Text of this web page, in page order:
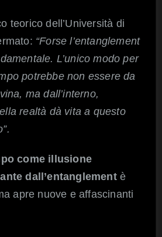
teorico dell’Università di
“Forse l’entanglement
L’unico modo per
potrebbe non essere da
ma dall’interno,
realtà dà vita a questo
come illusione
dall’entanglementè
apre nuove e affascinanti